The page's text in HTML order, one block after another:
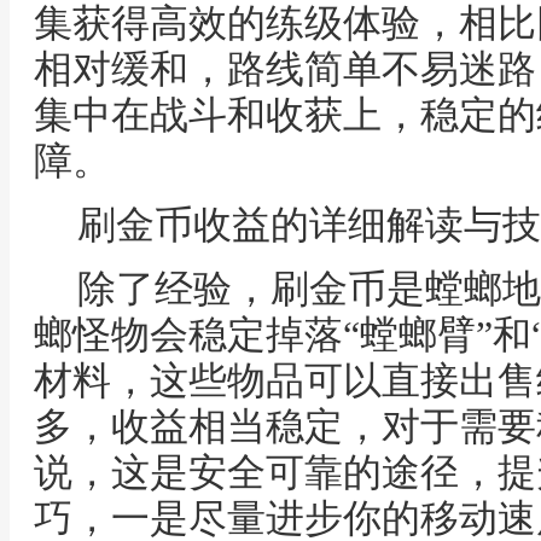
集获得高效的练级体验，相
相对缓和，路线简单不易迷
集中在战斗和收获上，稳定
障。
刷金币收益的详细解读与
除了经验，刷金币是螳螂
螂怪物会稳定掉落“螳螂臂”
材料，这些物品可以直接出
多，收益相当稳定，对于需
说，这是安全可靠的途径，
巧，一是尽量进步你的移动